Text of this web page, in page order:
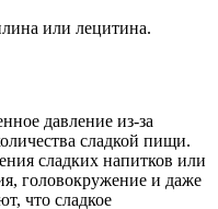
или лецитина.
давление из-за
сладкой пищи.
сладких напитков или
головокружение и даже
что сладкое